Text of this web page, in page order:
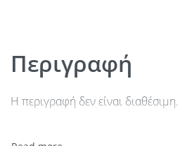
Περιγραφή
Η περιγραφή δεν είναι διαθέσιμη.